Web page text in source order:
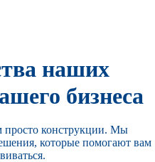
наших
бизнеса
просто конструкции. Мы
которые помогают вам